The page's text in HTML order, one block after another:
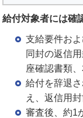
給付対象者には確
支給要件お
同封の返信
座確認書類
給付を辞退
え、返信用
審査後、約1